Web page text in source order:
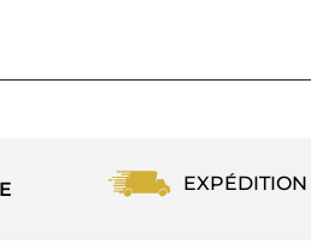
EXPÉDITION